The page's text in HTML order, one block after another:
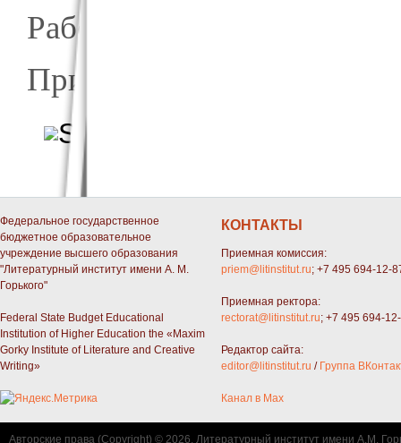
Рабочие языки –
Приглашаются все
Федеральное государственное
бюджетное образовательное
учреждение высшего образования
"Литературный институт имени А. М.
Горького"
Federal State Budget Educational
Institution of Higher Education the «Maxim
Gorky Institute of Literature and Creative
Writing»
КОНТАКТЫ
Приемная комиссия:
priem@litinstitut.ru; +7 495 694-12-
Приемная ректора:
rectorat@litinstitut.ru; +7 495 694-
Редактор сайта:
editor@litinstitut.ru / Группа
Канал в Max
Авторские права (Copyright) © 2026, Литературный институт имени А.М.